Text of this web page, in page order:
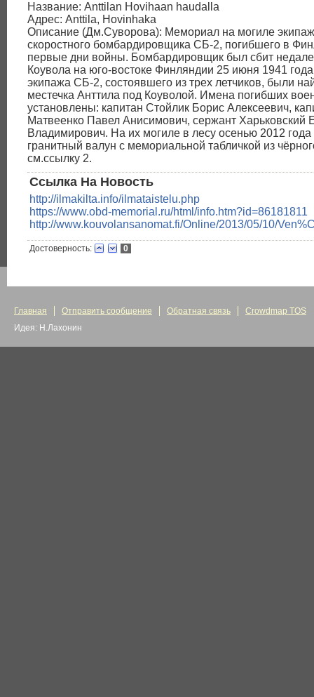
Название: Anttilan Hovihaan haudalla
Адрес: Anttila, Hovinhaka
Описание (Дм.Суворова): Мемориал на могиле
скоростного бомбардировщика СБ-2, погибшего в
первые дни войны. Бомбардировщик был сбит
Коувола на юго-востоке Финляндии 25 июня 1941
экипажа СБ-2, состоявшего из трех летчиков, были
местечка Анттила под Коуволой. Имена погибших
установлены: капитан Стойлик Борис Алексеевич,
Матвеенко Павел Анисимович, сержант Харьковский
Владимирович. На их могиле в лесу осенью 2012 года
гранитный валун с мемориальной табличкой из
см.ссылку 2.
Ссылка На Новость
http://ilmakilta.info/ilmataistelu.php
https://www.obd-memorial.ru/html/info.htm?id=86181811
http://www.kouvolansanomat.fi/Online/2013/05/10/
Достоверность: 0
Главная Отправить сообщение Обратная связь
Crowdmap TOS
Идея: Н.Лахонин